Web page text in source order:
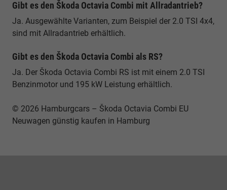
Gibt es den Škoda Octavia Combi mit Allradantrieb?
Ja. Ausgewählte Varianten, zum Beispiel der 2.0 TSI 4x4,
sind mit Allradantrieb erhältlich.
Gibt es den Škoda Octavia Combi als RS?
Ja. Der Škoda Octavia Combi RS ist mit einem 2.0 TSI
Benzinmotor und 195 kW Leistung erhältlich.
© 2026 Hamburgcars – Škoda Octavia Combi EU
Neuwagen günstig kaufen in Hamburg